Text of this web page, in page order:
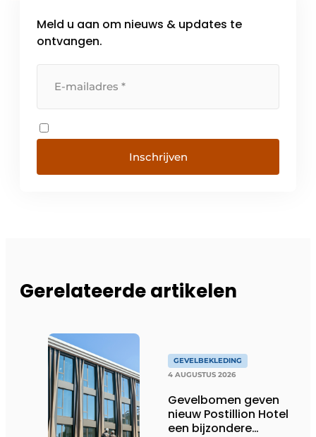
Meld u aan om nieuws & updates te
ontvangen.
Inschrijven
Gerelateerde artikelen
GEVELBEKLEDING
4 AUGUSTUS 2026
Gevelbomen geven
nieuw Postillion Hotel
een bijzondere